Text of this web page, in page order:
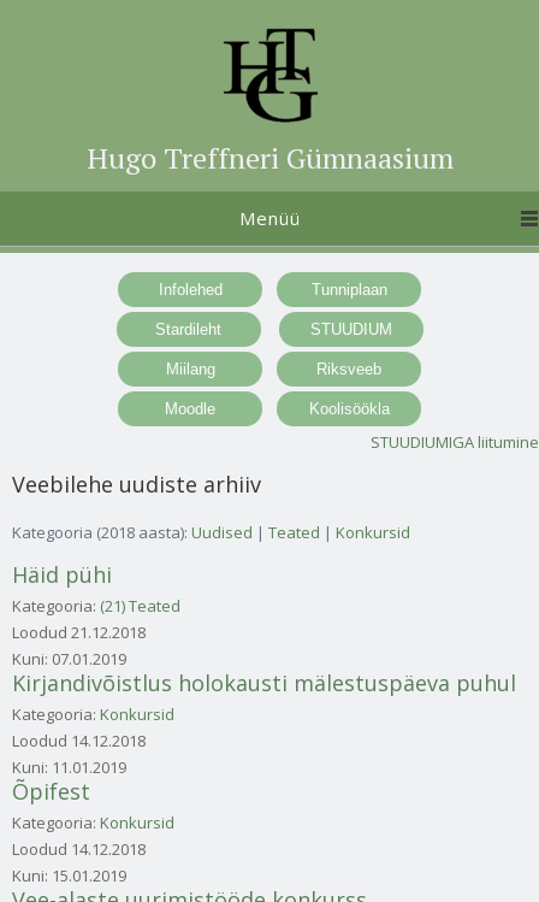
Hugo Treffneri Gümnaasium
Menüü
STUUDIUMIGA liitumine
Veebilehe uudiste arhiiv
Kategooria (2018 aasta): Uudised | Teated | Konkursid
Häid pühi
Kategooria: (21) Teated
Loodud 21.12.2018
Kuni: 07.01.2019
Kirjandivõistlus holokausti mälestuspäeva puhul
Kategooria: Konkursid
Loodud 14.12.2018
Kuni: 11.01.2019
Õpifest
Kategooria: Konkursid
Loodud 14.12.2018
Kuni: 15.01.2019